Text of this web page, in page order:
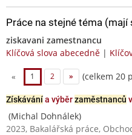
Práce na stejné téma
ziskavani zamestnancu
Klíčová slova abecedně |
« 1 2 » (celkem 20
Získávánía výběrzaměstnanců
(Michal Dohnálek)
2023, Bakalářská práce,